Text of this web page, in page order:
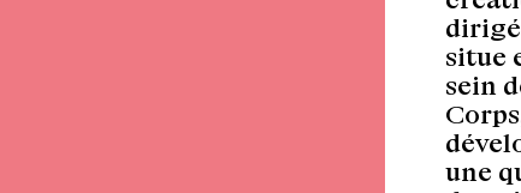
dirigé
situe
sein
une